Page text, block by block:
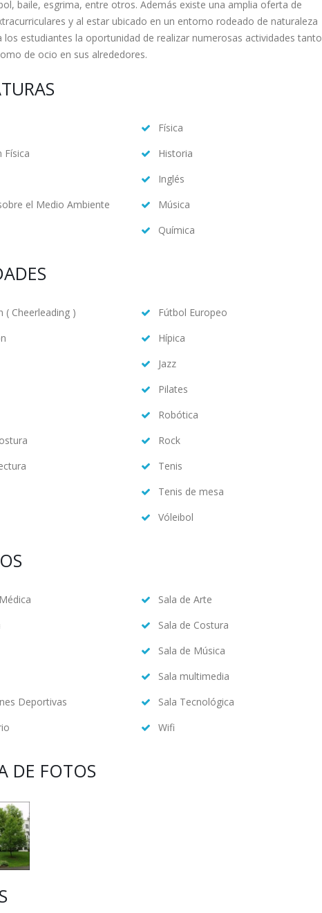
baile, esgrima, entre otros. Además existe una amplia oferta de
y al estar ubicado en un entorno rodeado de naturaleza
los estudiantes la oportunidad de realizar numerosas actividades tanto
de ocio en sus alrededores.
Física
el Medio Ambiente
Física
Historia
Inglés
Música
Química
( Cheerleading )
Fútbol Europeo
Hípica
Jazz
Pilates
Robótica
Rock
Tenis
Tenis de mesa
Vóleibol
Deportivas
Sala de Arte
Sala de Costura
Sala de Música
Sala multimedia
Sala Tecnológica
Wifi
DE FOTOS